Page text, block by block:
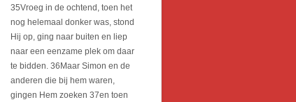
35Vroeg in de ochtend, toen het
nog helemaal donker was, stond
Hij op, ging naar buiten en liep
naar een eenzame plek om daar
te bidden. 36Maar Simon en de
anderen die bij hem waren,
gingen Hem zoeken 37en toen